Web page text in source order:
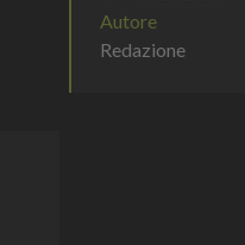
Autore
Redazione